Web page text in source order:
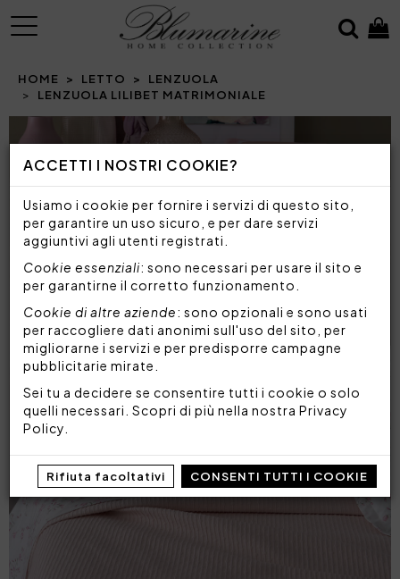
ACCETTI I NOSTRI COOKIE?
Usiamo i cookie per fornire i servizi di questo sito,
per garantire un uso sicuro, e per dare servizi
aggiuntivi agli utenti registrati.
Cookie essenziali: sono necessari per usare il sito e
per garantirne il corretto funzionamento.
Cookie di altre aziende: sono opzionali e sono usati
per raccogliere dati anonimi sull'uso del sito, per
migliorarne i servizi e per predisporre campagne
pubblicitarie mirate.
Sei tu a decidere se consentire tutti i cookie o solo
quelli necessari. Scopri di più nella nostra Privacy
Policy
Rifiuta facoltativi CONSENTI TUTTI I COOKIE
MENU
HOME LETTO
LENZUOLA
LENZUOLA LILIBET MATRIMONIALE
Prev